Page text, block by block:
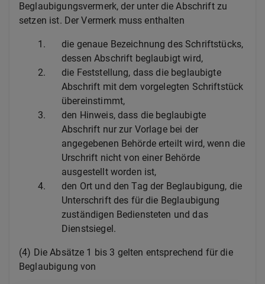
Beglaubigungsvermerk, der unter die Abschrift zu
setzen ist. Der Vermerk muss enthalten
1.
die genaue Bezeichnung des Schriftstücks,
dessen Abschrift beglaubigt wird,
2.
die Feststellung, dass die beglaubigte
Abschrift mit dem vorgelegten Schriftstück
übereinstimmt,
3.
den Hinweis, dass die beglaubigte
Abschrift nur zur Vorlage bei der
angegebenen Behörde erteilt wird, wenn die
Urschrift nicht von einer Behörde
ausgestellt worden ist,
4.
den Ort und den Tag der Beglaubigung, die
Unterschrift des für die Beglaubigung
zuständigen Bediensteten und das
Dienstsiegel.
(4) Die Absätze 1 bis 3 gelten entsprechend für die
Beglaubigung von